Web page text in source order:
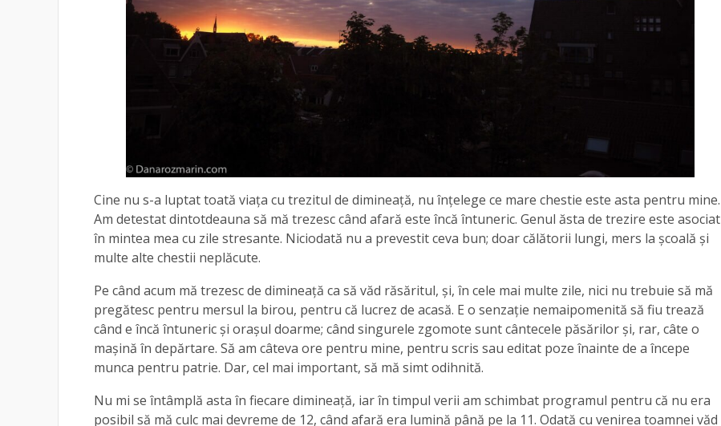
Cine nu s-a luptat toată viața cu trezitul de dimineață, nu înțelege ce mare chestie este asta pentru mine.
Am detestat dintotdeauna să mă trezesc când afară este încă întuneric. Genul ăsta de trezire este asociat
în mintea mea cu zile stresante. Niciodată nu a prevestit ceva bun; doar călătorii lungi, mers la școală și
multe alte chestii neplăcute.
Pe când acum mă trezesc de dimineață ca să văd răsăritul, și, în cele mai multe zile, nici nu trebuie să mă
pregătesc pentru mersul la birou, pentru că lucrez de acasă. E o senzație nemaipomenită să fiu trează
când e încă întuneric și orașul doarme; când singurele zgomote sunt cântecele păsărilor și, rar, câte o
mașină în depărtare. Să am câteva ore pentru mine, pentru scris sau editat poze înainte de a începe
munca pentru patrie. Dar, cel mai important, să mă simt odihnită.
Nu mi se întâmplă asta în fiecare dimineață, iar în timpul verii am schimbat programul pentru că nu era
posibil să mă culc mai devreme de 12, când afară era lumină până pe la 11. Odată cu venirea toamnei văd